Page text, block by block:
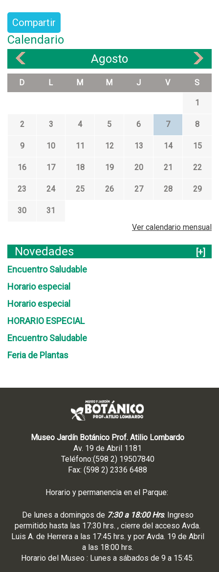
Compartir
Calendario
Agosto
D L M M J V S
1
2 3 4 5 6 7 8
9 10 11 12 13 14 15
16 17 18 19 20 21 22
23 24 25 26 27 28 29
30
31
Ver calendario mensual
Novedades
[+]
Encuentro Saludable
Horario especial
Horario especial
HORARIO ESPECIAL
Encuentro Saludable
Feria de Plantas
Museo Jardín Botánico Prof. Atilio Lombardo
Av. 19 de Abril 1181
Teléfono:(598 2) 19507840
Fax: (598 2) 2336 6488
Horario y permanencia en el Parque:
De lunes a domingos de 7:30 a 18:00 Hrs. Ingreso
permitido hasta las 17:30 hrs. , cierre del acceso Avda.
Luis A. de Herrera a las 17:45 hrs. y por Avda. 19 de Abril
a las 18:00 hrs.
Horario del Museo : Lunes a sábados de 9 a 15:45.